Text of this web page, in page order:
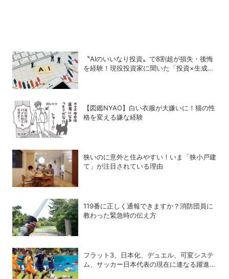
〝AIのいいなり投資〟で8割超が損失・後悔
を経験！現役投資家に聞いた「投資×生成
【図鑑NYAO】白い衣服が大嫌いに！猫の性
格を変える嫌な経験
狭いのに意外と住みやすい！いま「狭小戸建
て」が注目されている理由
119番に正しく通報できますか？消防団員に
教わった緊急時の伝え方
フラット3、日本化、デュエル、可変システ
ム、サッカー日本代表の現在に連なる躍進の